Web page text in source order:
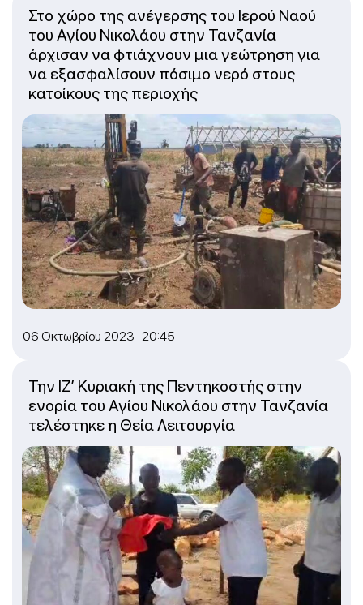
06 Οκτωβρίου 2023 20:45
Στο χώρο της ανέγερσης του Ιερού Ναού
του Αγίου Νικολάου στην Τανζανία
άρχισαν να φτιάχνουν μια γεώτρηση για
να εξασφαλίσουν πόσιμο νερό στους
κατοίκους της περιοχής
Την ΙΖ’ Κυριακή της Πεντηκοστής στην
ενορία του Αγίου Νικολάου στην Τανζανία
τελέστηκε η Θεία Λειτουργία